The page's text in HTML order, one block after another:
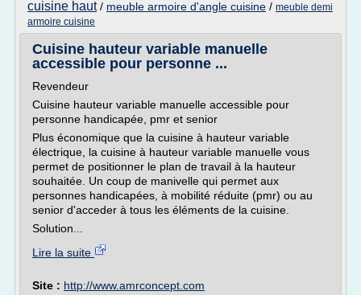
cuisine haut/ meuble armoire d'angle cuisine / meuble demi
armoire cuisine
Cuisine hauteur variable manuelle
accessible pour personne ...
Revendeur
Cuisine hauteur variable manuelle accessible pour
personne handicapée, pmr et senior
Plus économique que la cuisine à hauteur variable
électrique, la cuisine à hauteur variable manuelle vous
permet de positionner le plan de travail à la hauteur
souhaitée. Un coup de manivelle qui permet aux
personnes handicapées, à mobilité réduite (pmr) ou au
senior d'acceder à tous les éléments de la cuisine.
Solution...
Lire la suite
Site : http://www.amrconcept.com